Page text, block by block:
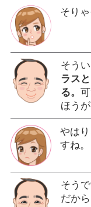
そりゃ
そう
ラス
る。
ほう
やは
すね。
そうで
だか